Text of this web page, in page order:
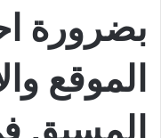
بضرورة
الموقع
المسبق